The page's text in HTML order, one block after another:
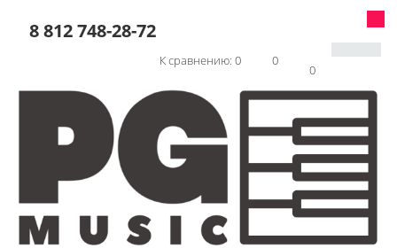
8 812 748-28-72
0
0
К сравнению: 0